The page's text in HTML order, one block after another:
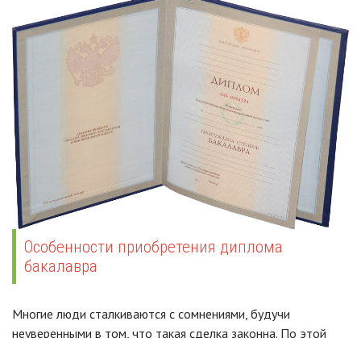
Особенности приобретения диплома
бакалавра
Многие люди сталкиваются с сомнениями, будучи
неуверенными в том, что такая сделка законна. По этой